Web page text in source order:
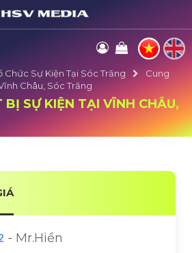
Chức Sự Kiện Tại Sóc Trăng
Cung
Châu, Sóc Trăng
BỊ SỰ KIỆN TẠI VĨNH CHÂU,
- Mr.Hiền